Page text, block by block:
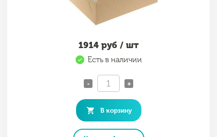
1914 руб / шт
Есть в наличии
- +
В корзину